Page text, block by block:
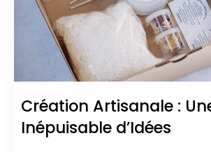
Création Artisanale :
Inépuisable d’Idées